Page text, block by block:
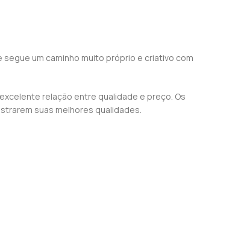
um caminho muito próprio e criativo com
relação entre qualidade e preço. Os
suas melhores qualidades.